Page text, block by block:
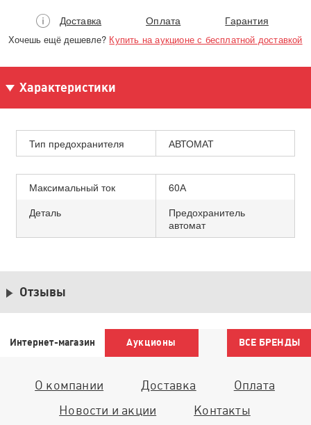
Доставка Оплата Гарантия
Хочешь ещё дешевле? Купить на аукционе с бесплатной доставкой
Характеристики
Тип предохранителя АВТОМАТ
Максимальный ток
60А
Деталь
Предохранитель
автомат
Отзывы
Интернет-магазин Аукционы ВСЕ БРЕНДЫ
О компании Доставка
Оплата
Новости и акции
Контакты